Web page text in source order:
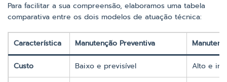
Para facilitar a sua compreensão, elaboramos uma tabela
comparativa entre os dois modelos de atuação técnica:
Característica Manutenção Preventiva
Custo Baixo e previsível Alto e